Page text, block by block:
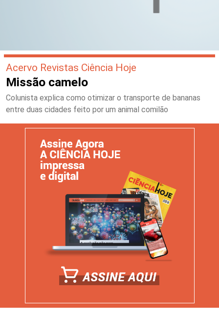
Acervo Revistas Ciência Hoje
Missão camelo
Colunista explica como otimizar o transporte de bananas
entre duas cidades feito por um animal comilão